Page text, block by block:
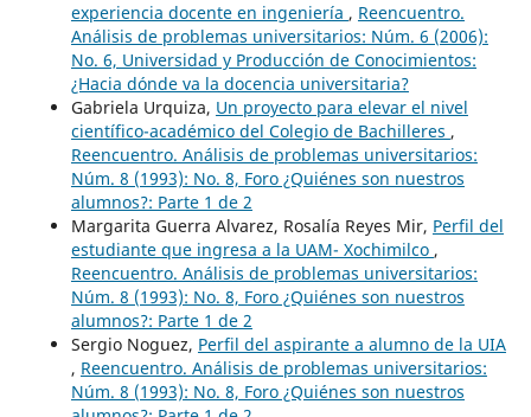
experiencia docente en ingeniería , Reencuentro.
Análisis de problemas universitarios: Núm. 6 (2006):
No. 6, Universidad y Producción de Conocimientos:
¿Hacia dónde va la docencia universitaria?
Gabriela Urquiza, Un proyecto para elevar el nivel
científico-académico del Colegio de Bachilleres ,
Reencuentro. Análisis de problemas universitarios:
Núm. 8 (1993): No. 8, Foro ¿Quiénes son nuestros
alumnos?: Parte 1 de 2
Margarita Guerra Alvarez, Rosalía Reyes Mir, Perfil del
estudiante que ingresa a la UAM- Xochimilco ,
Reencuentro. Análisis de problemas universitarios:
Núm. 8 (1993): No. 8, Foro ¿Quiénes son nuestros
alumnos?: Parte 1 de 2
Sergio Noguez, Perfil del aspirante a alumno de la UIA
, Reencuentro. Análisis de problemas universitarios:
Núm. 8 (1993): No. 8, Foro ¿Quiénes son nuestros